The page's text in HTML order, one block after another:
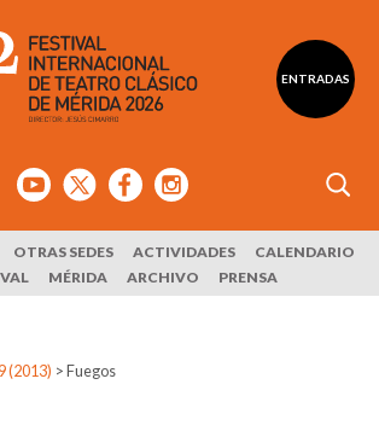
ENTRADAS
OTRAS SEDES ACTIVIDADES
CALENDARIO
MÉRIDA ARCHIVO PRENSA
(2013) >Fuegos